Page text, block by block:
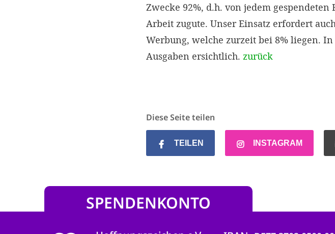
Zwecke 92%, d.h. von jedem
Arbeit zugute. Unser Einsatz erfordert
Werbung, welche zurzeit bei 8% liegen.
Ausgaben ersichtlich. zurück
Diese Seite teilen
TEILEN INSTAGRAM
SPENDENKONTO